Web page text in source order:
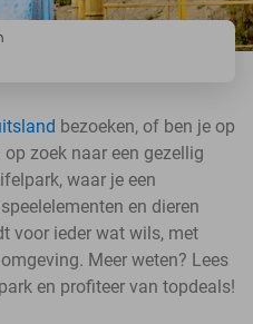
bezoeken, of ben je op
zoek naar een gezellig
waar je een
en dieren
voor ieder wat wils, met
Meer weten? Lees
en profiteer van topdeals!